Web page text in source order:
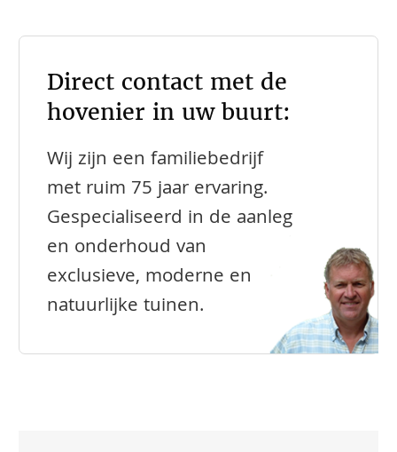
Direct contact met de
hovenier in uw buurt:
Wij zijn een familiebedrijf
met ruim 75 jaar ervaring.
Gespecialiseerd in de aanleg
en onderhoud van
exclusieve, moderne en
natuurlijke tuinen.